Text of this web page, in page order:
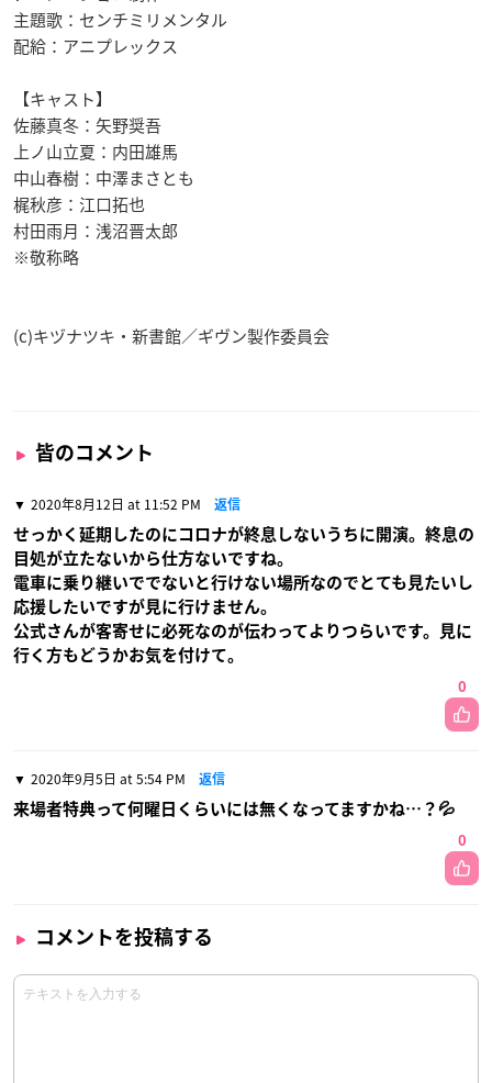
主題歌：センチミリメンタル
配給：アニプレックス
【キャスト】
佐藤真冬：矢野奨吾
上ノ山立夏：内田雄馬
中山春樹：中澤まさとも
梶秋彦：江口拓也
村田雨月：浅沼晋太郎
※敬称略
(c)キヅナツキ・新書館／ギヴン製作委員会
皆のコメント
2020年8月12日 at 11:52 PM 返信
せっかく延期したのにコロナが終息しないうちに開演。終息の
目処が立たないから仕方ないですね。
電車に乗り継いででないと行けない場所なのでとても見たいし
応援したいですが見に行けません。
公式さんが客寄せに必死なのが伝わってよりつらいです。見に
行く方もどうかお気を付けて。
0
2020年9月5日 at 5:54 PM 返信
来場者特典って何曜日くらいには無くなってますかね…？💦
0
コメントを投稿する